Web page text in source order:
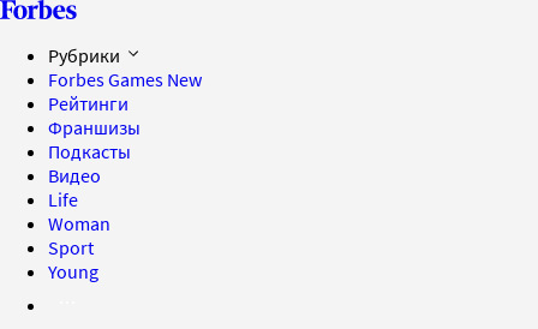
Рубрики
Forbes Games New
Рейтинги
Франшизы
Подкасты
Видео
Life
Woman
Sport
Young